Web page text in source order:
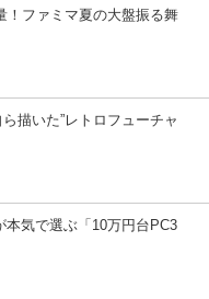
！ファミマ夏の大盤振る舞
描いた”レトロフューチャ
本気で選ぶ「10万円台PC3